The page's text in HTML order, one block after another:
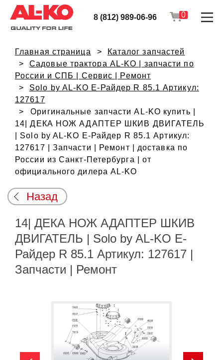
8 (812) 989-06-96 0
Главная страница
Каталог запчастей
Садовые трактора AL-KO | запчасти по
России и СПБ | Сервис | Ремонт
Solo by AL-KO E-Райдер R 85.1 Артикул:
127617
Оригинальные запчасти AL-KO купить |
14| ДЕКА НОЖ АДАПТЕР ШКИВ ДВИГАТЕЛЬ
| Solo by AL-KO E-Райдер R 85.1 Артикул:
127617 | Запчасти | Ремонт | доставка по
России из Санкт-Петербурга | от
официального дилера AL-KO
Назад
14| ДЕКА НОЖ АДАПТЕР ШКИВ
ДВИГАТЕЛЬ | Solo by AL-KO E-
Райдер R 85.1 Артикул: 127617 |
Запчасти | Ремонт